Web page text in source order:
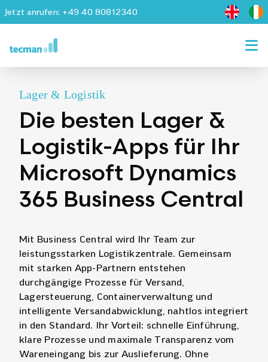
Jetzt anrufen: +49 40 80812340
Microsoft Dynamics 365
BC Apps
Branchen
IT-Services
Über uns
Lager & Logistik
Die besten Lager &
Logistik-Apps für Ihr
Microsoft Dynamics
365 Business Central
Mit Business Central wird Ihr Team zur
leistungsstarken Logistikzentrale. Gemeinsam
mit starken App-Partnern entstehen
durchgängige Prozesse für Versand,
Lagersteuerung, Containerverwaltung und
intelligente Versandabwicklung, nahtlos integriert
in den Standard. Ihr Vorteil: schnelle Einführung,
klare Prozesse und maximale Transparenz vom
Wareneingang bis zur Auslieferung. Ohne